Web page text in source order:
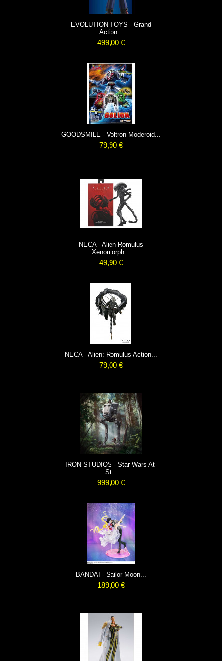
EVOLUTION TOYS - Grand
Action...
499,00 €
GOODSMILE - Voltron Moderoid...
79,90 €
NECA - Alien Romulus
Xenomorph...
49,90 €
NECA - Alien: Romulus Action...
79,00 €
IRON STUDIOS - Star Wars At-
St...
999,00 €
BANDAI - Sailor Moon...
189,00 €